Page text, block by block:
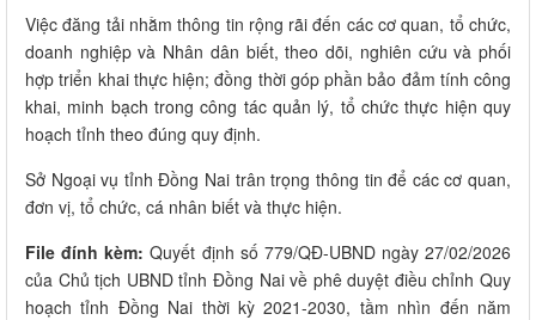
Việc đăng tải nhằm thông tin rộng rãi đến các cơ quan, tổ chức,
doanh nghiệp và Nhân dân biết, theo dõi, nghiên cứu và phối
hợp triển khai thực hiện; đồng thời góp phần bảo đảm tính công
khai, minh bạch trong công tác quản lý, tổ chức thực hiện quy
hoạch tỉnh theo đúng quy định.
Sở Ngoại vụ tỉnh Đồng Nai trân trọng thông tin để các cơ quan,
đơn vị, tổ chức, cá nhân biết và thực hiện.
File đính kèm: Quyết định số 779/QĐ-UBND ngày 27/02/2026
của Chủ tịch UBND tỉnh Đồng Nai về phê duyệt điều chỉnh Quy
hoạch tỉnh Đồng Nai thời kỳ 2021-2030, tầm nhìn đến năm